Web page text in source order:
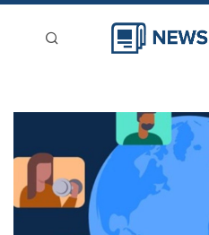
登入
刊登